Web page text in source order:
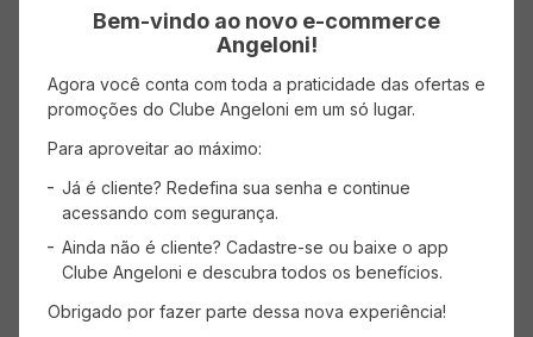
Faça login para escrever uma avaliação.
Mais recentes Todos
Carregando avaliações…
CADASTRE-SE
Receba promoções, novidades e descontos
Bem-vindo ao novo e-commerce
Angeloni!
Agora você conta com toda a praticidade das ofertas e
promoções do Clube Angeloni em um só lugar.
Para aproveitar ao máximo:
Já é cliente? Redefina sua senha e continue
acessando com segurança.
Ainda não é cliente? Cadastre-se ou baixe o app
Clube Angeloni e descubra todos os benefícios.
Obrigado por fazer parte dessa nova experiência!